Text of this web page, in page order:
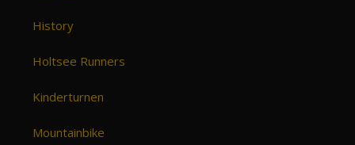
History
Holtsee Runners
Kinderturnen
Mountainbike